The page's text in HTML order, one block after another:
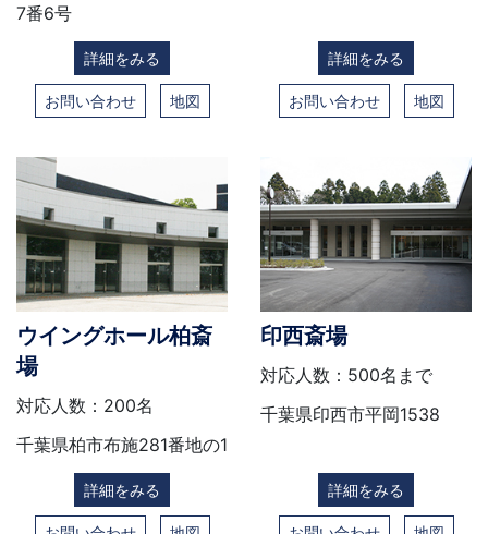
7番6号
詳細をみる
お問い合わせ 地図
詳細をみる
お問い合わせ 地図
ウイングホール柏斎
場
対応人数：200名
千葉県柏市布施281番地の1
詳細をみる
印西斎場
対応人数：500名まで
千葉県印西市平岡1538
詳細をみる